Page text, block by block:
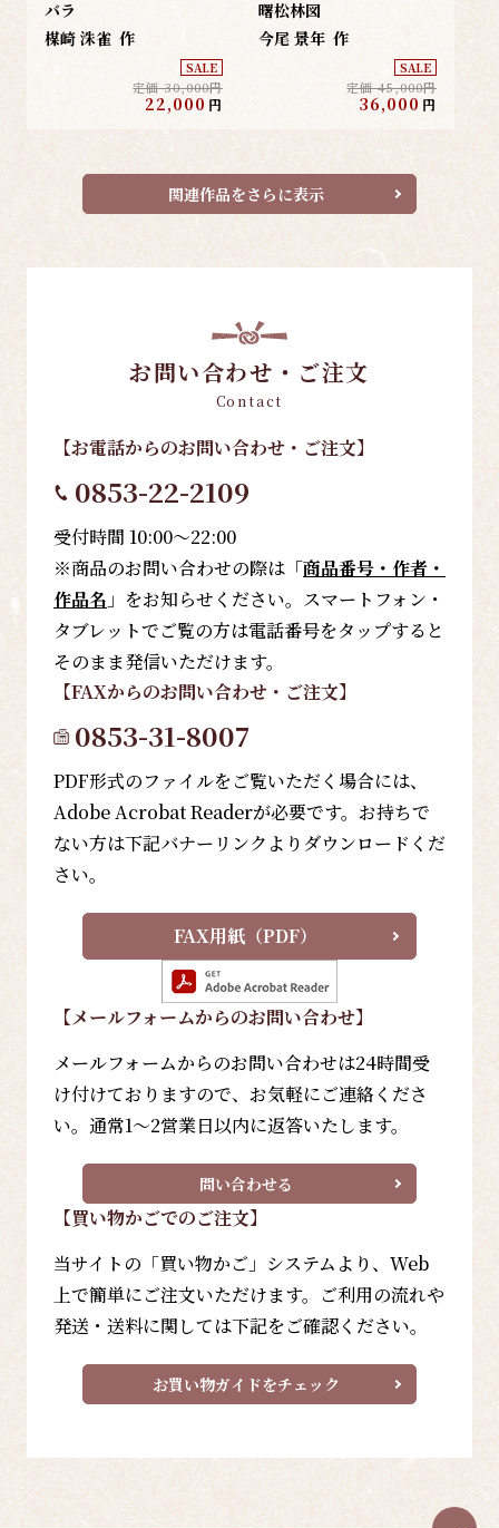
バラ
楳崎 洙雀 作
SALE
定価 30,000円
22,000 円
曙松林図
今尾 景年 作
SALE
定価 45,000円
36,000 円
関連作品をさらに表示
お問い合わせ・ご注文
Contact
【お電話からのお問い合わせ・ご注文】
0853-22-2109
受付時間 10:00～22:00
※商品のお問い合わせの際は「商品番号・作者・
作品名 」をお知らせください。スマートフォン・
タブレットでご覧の方は電話番号をタップすると
そのまま発信いただけます。
【FAXからのお問い合わせ・ご注文】
0853-31-8007
PDF形式のファイルをご覧いただく場合には、
Adobe Acrobat Readerが必要です。お持ちで
ない方は下記バナーリンクよりダウンロードくだ
さい。
FAX用紙（PDF）
【メールフォームからのお問い合わせ】
メールフォームからのお問い合わせは24時間受
け付けておりますので、お気軽にご連絡くださ
い。通常1～2営業日以内に返答いたします。
問い合わせる
【買い物かごでのご注文】
当サイトの「買い物かご」システムより、Web
上で簡単にご注文いただけます。ご利用の流れや
発送・送料に関しては下記をご確認ください。
お買い物ガイドをチェック